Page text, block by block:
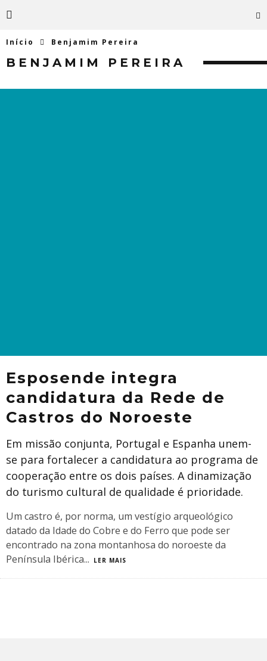
Início Benjamim Pereira
BENJAMIM PEREIRA
Esposende integra
candidatura da Rede de
Castros do Noroeste
Em missão conjunta, Portugal e Espanha unem-
se para fortalecer a candidatura ao programa de
cooperação entre os dois países. A dinamização
do turismo cultural de qualidade é prioridade.
Um castro é, por norma, um vestígio arqueológico
datado da Idade do Cobre e do Ferro que pode ser
encontrado na zona montanhosa do noroeste da
Península Ibérica... LER MAIS